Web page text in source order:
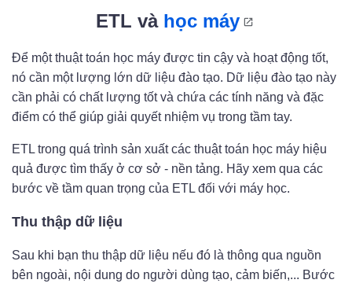
ETL và học máy
Để một thuật toán học máy được tin cậy và hoạt động tốt,
nó cần một lượng lớn dữ liệu đào tạo. Dữ liệu đào tạo này
cần phải có chất lượng tốt và chứa các tính năng và đặc
điểm có thể giúp giải quyết nhiệm vụ trong tầm tay.
ETL trong quá trình sản xuất các thuật toán học máy hiệu
quả được tìm thấy ở cơ sở - nền tảng. Hãy xem qua các
bước về tầm quan trọng của ETL đối với máy học.
Thu thập dữ liệu
Sau khi bạn thu thập dữ liệu nếu đó là thông qua nguồn
bên ngoài, nội dung do người dùng tạo, cảm biến,... Bước